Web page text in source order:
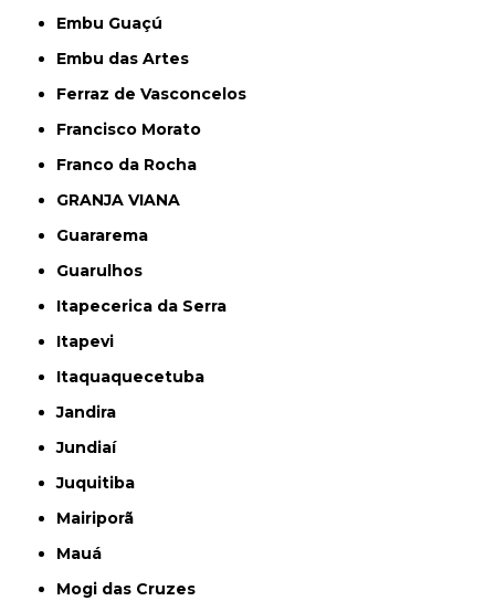
Embu Guaçú
Embu das Artes
Ferraz de Vasconcelos
Francisco Morato
Franco da Rocha
GRANJA VIANA
Guararema
Guarulhos
Itapecerica da Serra
Itapevi
Itaquaquecetuba
Jandira
Jundiaí
Juquitiba
Mairiporã
Mauá
Mogi das Cruzes